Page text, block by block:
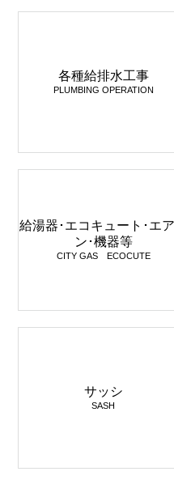
各種給排水工事
PLUMBING OPERATION
給湯器･エコキュート･エ
ン･機器等
CITY GAS ECOCUTE
サッシ
SASH